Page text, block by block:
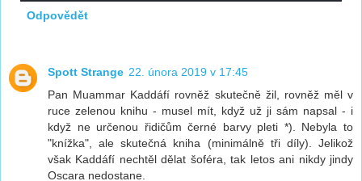
Odpovědět
Spott Strange 22. února 2019 v 17:45
Pan Muammar Kaddáfí rovněž skutečně žil, rovněž měl v
ruce zelenou knihu - musel mít, když už ji sám napsal - i
když ne určenou řidičům černé barvy pleti *). Nebyla to
"knížka", ale skutečná kniha (minimálně tři díly). Jelikož
však Kaddáfí nechtěl dělat šoféra, tak letos ani nikdy jindy
Oscara nedostane.